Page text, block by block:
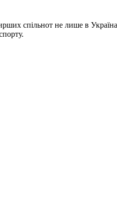
спільнот не лише в Україна,